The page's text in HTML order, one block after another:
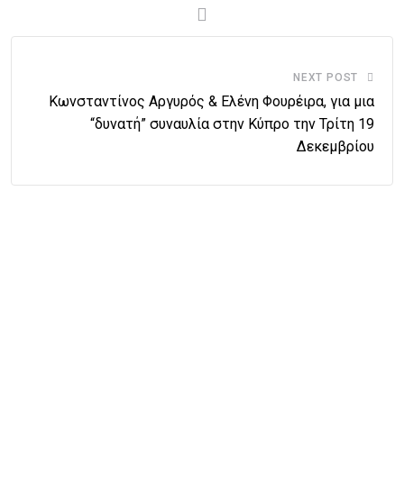
NEXT POST
Κωνσταντίνος Αργυρός & Ελένη Φουρέιρα, για μια
“δυνατή” συναυλία στην Κύπρο την Τρίτη 19
Δεκεμβρίου